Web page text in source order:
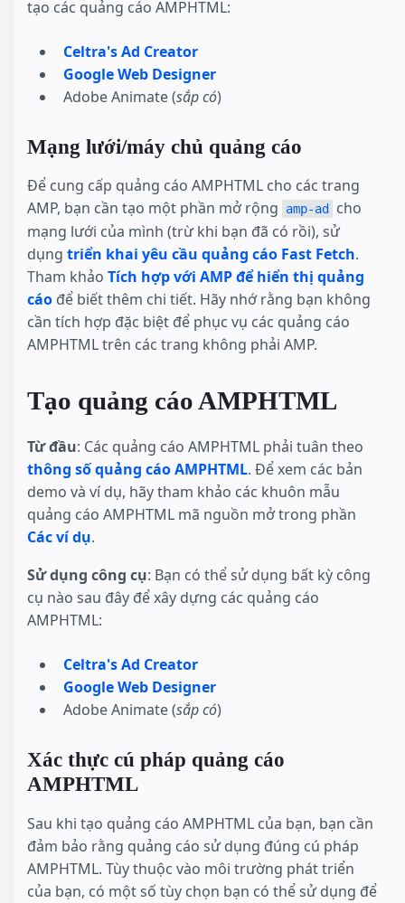
tạo các quảng cáo AMPHTML:
Celtra's Ad Creator
Google Web Designer
Adobe Animate (sắp có)
Mạng lưới/máy chủ quảng cáo
Để cung cấp quảng cáo AMPHTML cho các trang
AMP, bạn cần tạo một phần mở rộng
amp-ad
cho
mạng lưới của mình (trừ khi bạn đã có rồi), sử
dụng triển khai yêu cầu quảng cáo Fast Fetch.
Tham khảo Tích hợp với AMP để hiển thị quảng
cáo để biết thêm chi tiết. Hãy nhớ rằng bạn không
cần tích hợp đặc biệt để phục vụ các quảng cáo
AMPHTML trên các trang không phải AMP.
Tạo quảng cáo AMPHTML
Từ đầu: Các quảng cáo AMPHTML phải tuân theo
thông số quảng cáo AMPHTML. Để xem các bản
demo và ví dụ, hãy tham khảo các khuôn mẫu
quảng cáo AMPHTML mã nguồn mở trong phần
Các ví dụ.
Sử dụng công cụ: Bạn có thể sử dụng bất kỳ công
cụ nào sau đây để xây dựng các quảng cáo
AMPHTML:
Celtra's Ad Creator
Google Web Designer
Adobe Animate (sắp có)
Xác thực cú pháp quảng cáo
AMPHTML
Sau khi tạo quảng cáo AMPHTML của bạn, bạn cần
đảm bảo rằng quảng cáo sử dụng đúng cú pháp
AMPHTML. Tùy thuộc vào môi trường phát triển
của bạn, có một số tùy chọn bạn có thể sử dụng để